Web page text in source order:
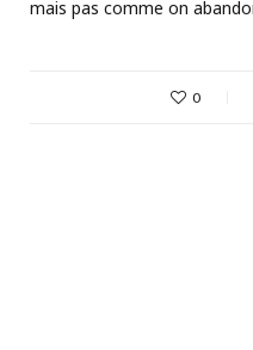
mais pas comme on
0